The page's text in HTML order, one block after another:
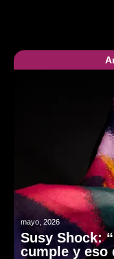
mayo, 2026
Susy Shock:
cumple y eso